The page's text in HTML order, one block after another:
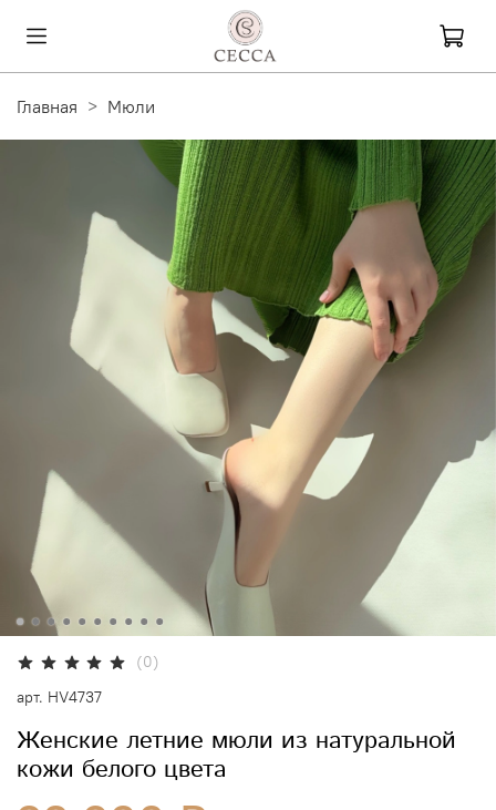
Главная Мюли
(0)
арт. HV4737
Женские летние мюли из натуральной
кожи белого цвета